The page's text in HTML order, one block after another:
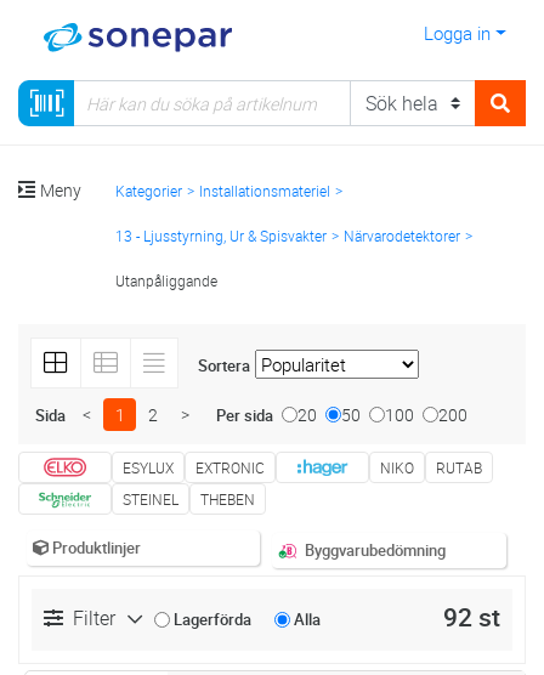
Logga in
Meny Kategorier Installationsmateriel
13 - Ljusstyrning, Ur & Spisvakter Närvarodetektorer
Utanpåliggande
Sortera
Sida < 1 2 > Per sida 20 50 100 200
ESYLUX EXTRONIC NIKO
RUTAB
STEINEL
THEBEN
Produktlinjer Byggvarubedömning
Filter Lagerförda Alla 92 st